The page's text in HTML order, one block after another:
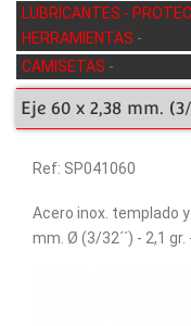
LUBRICANTES -
HERRAMIENTAS -
CAMISETAS -
Eje 60 x 2,38 mm. (3/
Ref: SP041060
Acero inox. templado
mm. Ø (3/32´´) - 2,1